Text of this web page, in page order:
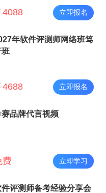
4088 立即报名
年软件评测师网络班笃
班
4688 立即报名
赛品牌代言视频
费 立即学习
件评测师备考经验分享会